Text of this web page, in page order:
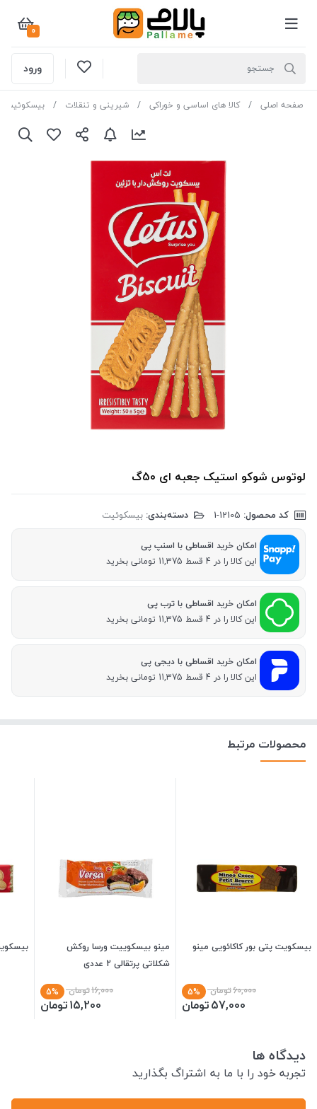
0
ورود
صفحه اصلی کالا های اساسی و خوراکی شیرینی و تنقلات بیسکوئیت
لوتوس شوکو استیک جعبه ای 50گ
کد محصول: دسته‌بندی: بیسکوئیت
امکان خرید اقساطی با اسنپ پی
این کالا را در 4 قسط 11,375 تومانی بخرید
امکان خرید اقساطی با ترب پی
این کالا را در 4 قسط 11,375 تومانی بخرید
امکان خرید اقساطی با دیجی پی
این کالا را در 4 قسط 11,375 تومانی بخرید
محصولات مرتبط
بیسکویت پتی بور کاکائویی مینو
60,000تومان 5%
57,000تومان
مینو بیسکوییت ورسا روکش
شکلاتی پرتقالی 2 عددی
16,000تومان 5%
15,200تومان
دیدگاه ها
تجربه خود را با ما به اشتراگ بگذارید